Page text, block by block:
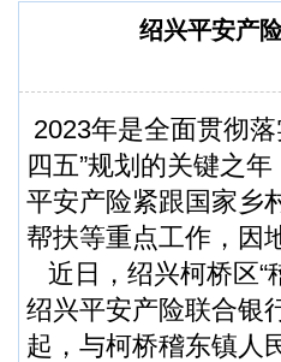
绍兴平安产
2023年是全面贯彻
四五”规划的关键之
平安产险紧跟国家乡
帮扶等重点工作，因
近日，绍兴柯桥区“
绍兴平安产险联合银
起，与柯桥稽东镇人